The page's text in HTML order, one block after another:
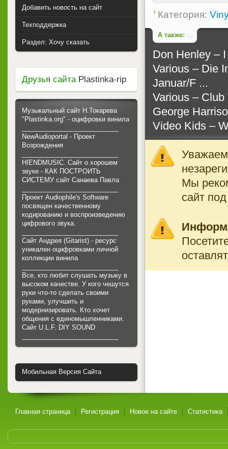
Категория:
А также:
Don Henley ‎–
Various ‎– Die
Januar/F ...
Various ‎–
George
Video Kids ‎–
Мы
сайт
Добавить новость на сайт
Техподдержка
Раздел: Хочу сказать
Друзья сайтаPlastinka-rip
Музыкальный сайт Н.Токарева
"Plastinka.org" - оцифровки винила
NewAudioportal - Проект
Возрождения
HIENDMUSIC. Сайт о хорошем
звуке - КАК ПОСТРОИТЬ
СИСТЕМУ сайт Санаева Павла
Проект Audiophile's Software
посвящен качественному
кодированию и воспроизведению
цифрового звука.
Сайт Андрея (Gitarist) - ресурс
уникален оцифровками личной
коллекции винила
Все, кто любит слушать музыку в
высоком качестве. У кого чешутся
руки что-то сделать своими
руками, улучшить и
модернизировать. Кто хочет
общения с единомышленниками.
Cайт U.L.F. DIY SOUND
Мобильная Версия Сайта
Главная страница Регистрация Новое на сайте Статистика